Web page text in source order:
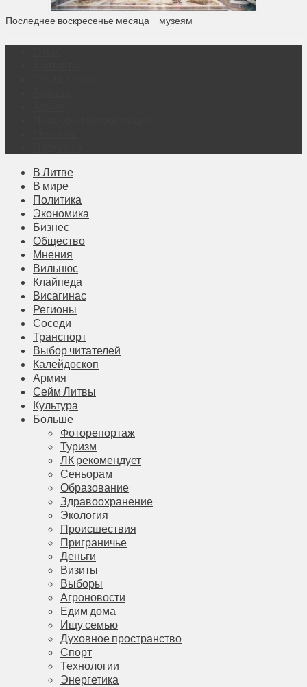
Последнее воскресенье месяца – музеям
В Литве
В мире
Политика
Экономика
Бизнес
Общество
Мнения
Вильнюс
Клайпеда
Висагинас
Регионы
Соседи
Транспорт
Выбор читателей
Калейдоскоп
Армия
Сейм Литвы
Культура
Больше
Фоторепортаж
Туризм
ЛК рекомендует
Сеньорам
Образование
Здравоохранение
Экология
Происшествия
Приграничье
Деньги
Визиты
Выборы
Агроновости
Едим дома
Ищу семью
Духовное пространство
Спорт
Технологии
Энергетика